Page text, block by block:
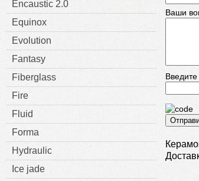
Encaustic 2.0
Equinox
Evolution
Fantasy
Fiberglass
Fire
Fluid
Forma
Hydraulic
Ice jade
Ваши